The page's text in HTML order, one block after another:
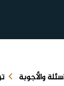
والأجوبة